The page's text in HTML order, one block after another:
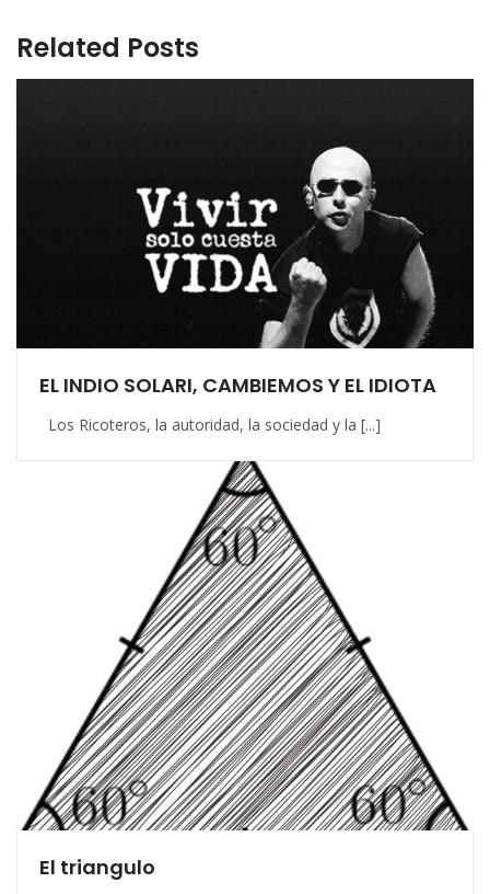
Related Posts
EL INDIO SOLARI, CAMBIEMOS Y EL IDIOTA
Los Ricoteros, la autoridad, la sociedad y la [...]
El triangulo